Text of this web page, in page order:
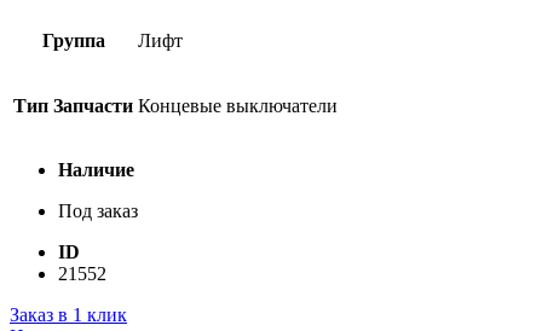
Группа Лифт
Тип Запчасти Концевые выключатели
Наличие
Под заказ
ID
21552
Заказ в 1 клик